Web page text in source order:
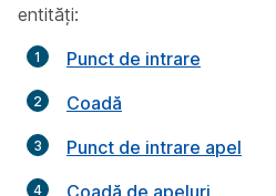
entități:
Punct de intrare
Coadă
Punct de intrare apel
Coadă de apeluri